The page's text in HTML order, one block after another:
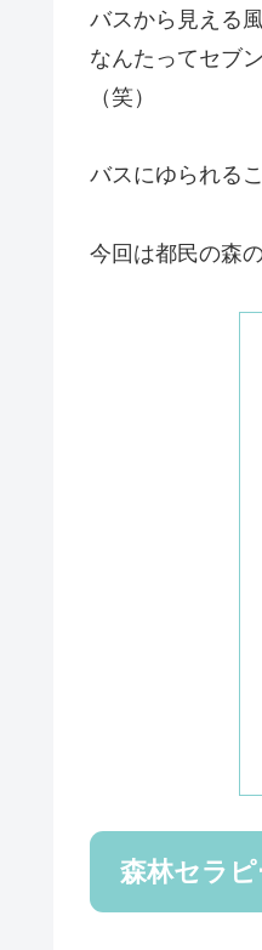
バスから見える
なんたってセブ
（笑）
バスにゆられる
今回は都民の森
森林セラ